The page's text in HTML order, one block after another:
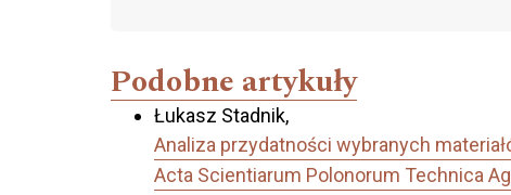
Podobne artykuły
Łukasz Stadnik,
Analiza przydatności wybranych
Acta Scientiarum Polonorum Technica